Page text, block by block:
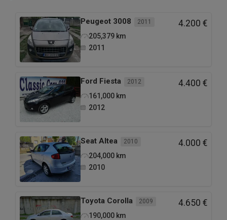
Peugeot 3008 2011 4.200 €
205,379 km
2011
Ford Fiesta 2012 4.400 €
161,000 km
2012
Seat Altea 2010 4.000 €
204,000 km
2010
Toyota Corolla 2009 4.650 €
190,000 km